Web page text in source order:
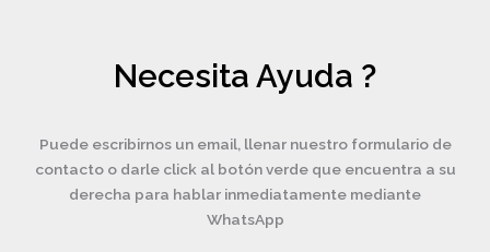
Necesita Ayuda ?
Puede escribirnos un email, llenar nuestro formulario de
contacto o darle click al botón verde que encuentra a su
derecha para hablar inmediatamente mediante
WhatsApp